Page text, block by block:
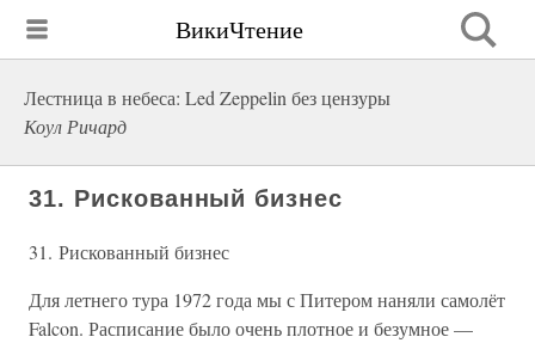
ВикиЧтение
Лестница в небеса: Led Zeppelin без цензуры
Коул Ричард
31. Рискованный бизнес
31. Рискованный бизнес
Для летнего тура 1972 года мы с Питером наняли самолёт
Falcon. Расписание было очень плотное и безумное —